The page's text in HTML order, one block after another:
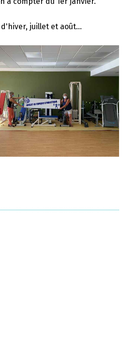
juillet et août...